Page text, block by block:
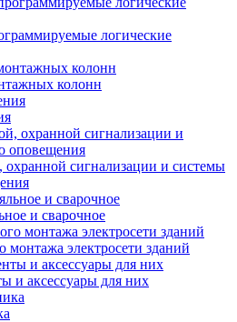
логические
колонн
сигнализации и системы
и сварочное
монтажа электросети зданий
и аксессуары для них